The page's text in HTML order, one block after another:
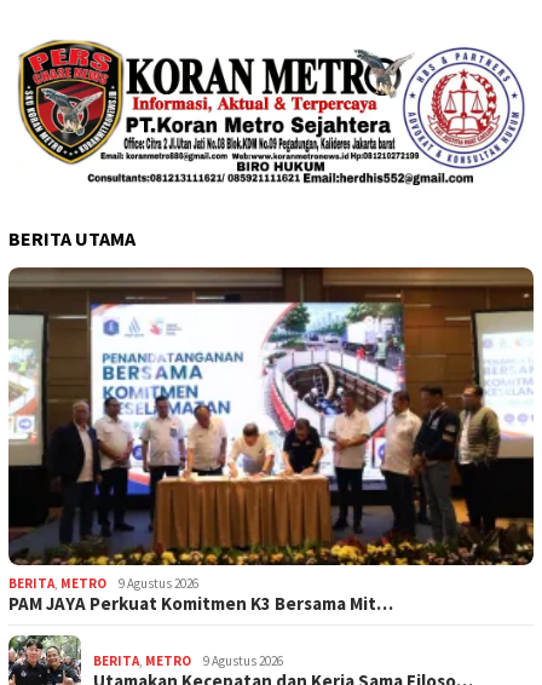
BERITA UTAMA
BERITA, METRO 9 Agustus 2026
PAM JAYA Perkuat Komitmen K3 Bersama Mit…
BERITA, METRO 9 Agustus 2026